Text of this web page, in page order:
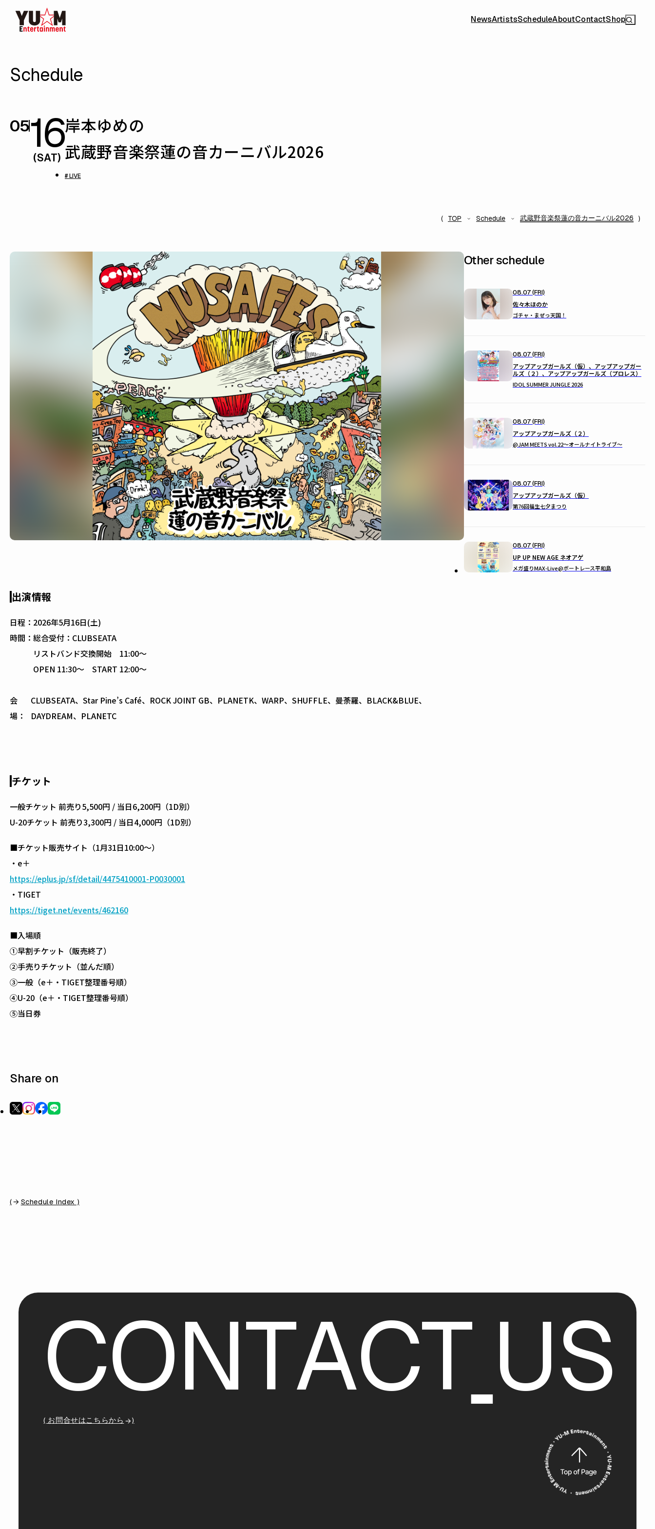
NewsArtistsScheduleAboutContactShop
Schedule
0516
(SAT)
岸本ゆめの
武蔵野音楽祭蓮の音カーニバル2026
# LIVE
TOP Schedule 武蔵野音楽祭蓮の音カーニバル2026
出演情報
日程： 2026年5月16日(土)
時間： 総合受付：CLUBSEATA
リストバンド交換開始 11:00～
OPEN 11:30～ START 12:00～
会
場：
CLUBSEATA、Star Pine’s Café、ROCK JOINT GB、PLANETK、WARP、SHUFFLE、曼荼羅、BLACK&BLUE、
DAYDREAM、PLANETC
チケット
一般チケット 前売り5,500円 / 当日6,200円（1D別）
U-20チケット 前売り3,300円 / 当日4,000円（1D別）
■チケット販売サイト（1月31日10:00〜）
・e＋
https://eplus.jp/sf/detail/4475410001-P0030001
・TIGET
https://tiget.net/events/462160
■入場順
①早割チケット（販売終了）
②手売りチケット（並んだ順）
③一般（e＋・TIGET整理番号順）
④U-20（e＋・TIGET整理番号順）
⑤当日券
Share on
Other schedule
08.07 (FRI)
佐々木ほのか
ゴチャ・まぜっ天国！
08.07 (FRI)
アップアップガールズ（仮）、アップアップガー
ルズ（２）、アップアップガールズ（プロレス）
IDOL SUMMER JUNGLE 2026
08.07 (FRI)
アップアップガールズ（２）
@JAM MEETS vol.22〜オールナイトライブ〜
08.07 (FRI)
アップアップガールズ（仮）
第76回福生七夕まつり
08.07 (FRI)
UP UP NEW AGE ネオアゲ
メガ盛りMAX-Live@ボートレース平和島
( Schedule Index )
CONTACT US
( お問合せはこちらから )